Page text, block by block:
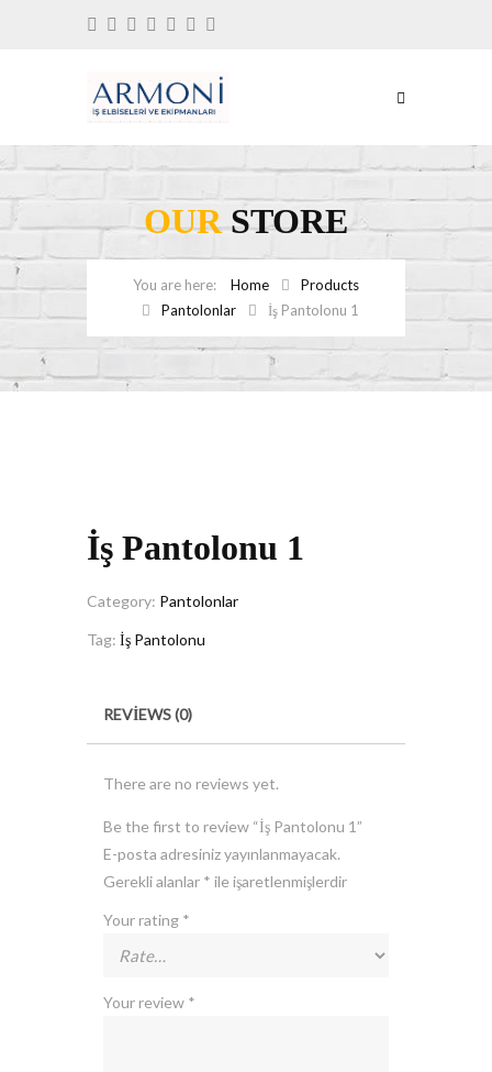
OURSTORE
Home
Products
Pantolonlar
İş Pantolonu 1
İş Pantolonu 1
Category: Pantolonlar
Tag: İş Pantolonu
REVIEWS (0)
There are no reviews yet.
Be the first to review “İş Pantolonu 1”
E-posta adresiniz yayınlanmayacak.
Gerekli alanlar * ile işaretlenmişlerdir
Your rating *
Your review *